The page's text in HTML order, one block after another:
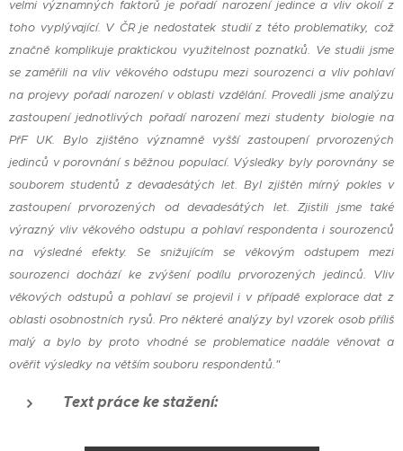
velmi významných faktorů je pořadí narození jedince a vliv okolí z
toho vyplývající. V ČR je nedostatek studií z této problematiky, což
značně komplikuje praktickou využitelnost poznatků. Ve studii jsme
se zaměřili na vliv věkového odstupu mezi sourozenci a vliv pohlaví
na projevy pořadí narození v oblasti vzdělání. Provedli jsme analýzu
zastoupení jednotlivých pořadí narození mezi studenty biologie na
PřF UK. Bylo zjištěno významně vyšší zastoupení prvorozených
jedinců v porovnání s běžnou populací. Výsledky byly porovnány se
souborem studentů z devadesátých let. Byl zjištěn mírný pokles v
zastoupení prvorozených od devadesátých let. Zjistili jsme také
výrazný vliv věkového odstupu a pohlaví respondenta i sourozenců
na výsledné efekty. Se snižujícím se věkovým odstupem mezi
sourozenci dochází ke zvýšení podílu prvorozených jedinců. Vliv
věkových odstupů a pohlaví se projevil i v případě explorace dat z
oblasti osobnostních rysů. Pro některé analýzy byl vzorek osob příliš
malý a bylo by proto vhodné se problematice nadále věnovat a
ověřit výsledky na větším souboru respondentů."
Text práce ke stažení: